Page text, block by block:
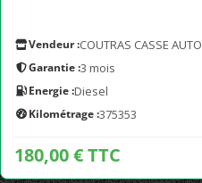
Vendeur :COUTRAS CASSE AUTO
Garantie :3 mois
Energie :Diesel
Kilométrage :375353
180,00 € TTC